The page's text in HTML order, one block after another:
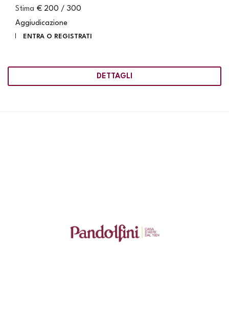
Stima € 200 / 300
Aggiudicazione
ENTRA O REGISTRATI
DETTAGLI